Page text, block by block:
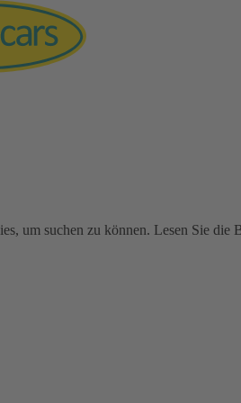
um suchen zu können. Lesen Sie die